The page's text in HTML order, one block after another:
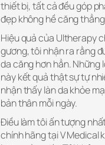
thiết bị, tất cả đều góp
đẹp không hề căng
Hiệu quả của Ultherapy
gương, tôi nhận ra rằng
da căng hơn hẳn. Những
này kết quả thật sự tự
nhận thấy làn da khỏe
bản thân mỗi ngày.
Điều làm tôi ấn tượng
chính hãng tại V Medical